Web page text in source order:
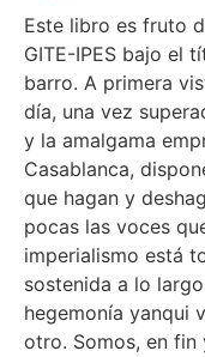
Este libro es fruto
GITE-IPES bajo el
barro. A primera
día, una vez
y la amalgama
Casablanca,
que hagan y
pocas las voces
imperialismo está
sostenida a lo
hegemonía yanqui
otro. Somos, en fin